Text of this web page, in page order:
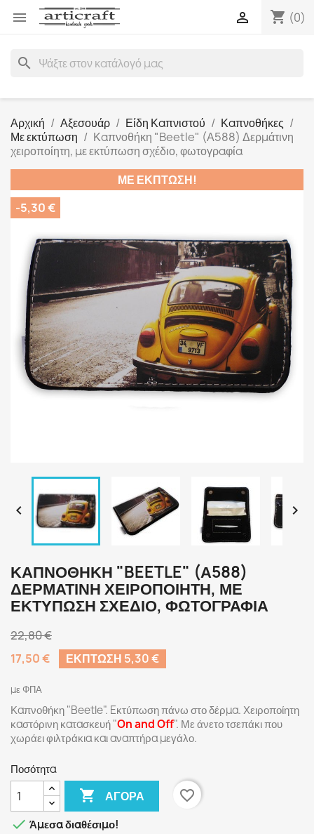
 shopping_cart (0)

search
Αρχική Αξεσουάρ Είδη Καπνιστού
Καπνοθήκες
Με εκτύπωση
Καπνοθήκη "Beetle" (Α588) Δερμάτινη
χειροποίητη, με εκτύπωση σχέδιο, φωτογραφία
ΜΕ ΈΚΠΤΩΣΗ!
-5,30 €
 
ΚΑΠΝΟΘΉΚΗ "BEETLE" (Α588)
ΔΕΡΜΆΤΙΝΗ ΧΕΙΡΟΠΟΊΗΤΗ, ΜΕ
ΕΚΤΎΠΩΣΗ ΣΧΈΔΙΟ, ΦΩΤΟΓΡΑΦΊΑ
22,80 €
17,50 €
ΈΚΠΤΩΣΗ 5,30 €
με ΦΠΑ
Καπνοθήκη "Beetle". Eκτύπωση πάνω στο δέρμα. Χειροποίητη
καστόρινη κατασκευή "On and Off". Με άνετο τσεπάκι που
χωράει φιλτράκια και αναπτήρα μεγάλο.
Ποσότητα
 ΑΓΟΡΆ
favorite_border
 Άμεσα διαθέσιμο!